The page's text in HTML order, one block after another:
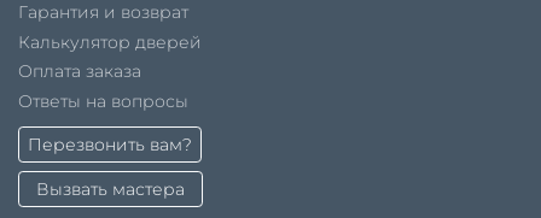
Гарантия и возврат
Калькулятор дверей
Оплата заказа
Ответы на вопросы
Перезвонить вам?
Вызвать мастера